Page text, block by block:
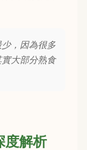
，因為很多
大部分熟食
度解析